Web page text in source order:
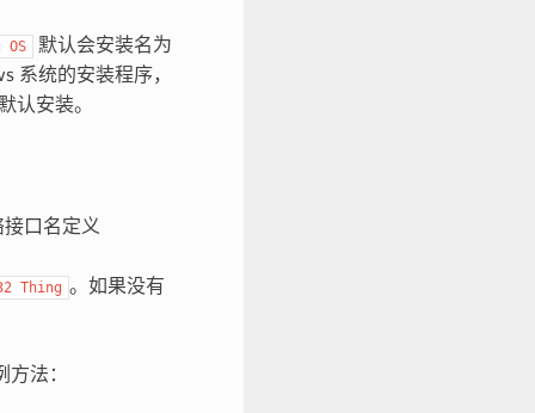
OS 默认会安装名为
系统的安装程序，
认安装。
口名定义
Thing 。如果没有
方法：